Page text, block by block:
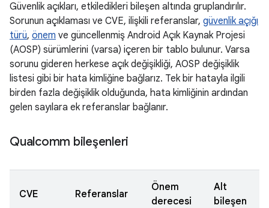
Güvenlik açıkları, etkiledikleri bileşen altında gruplandırılır.
Sorunun açıklaması ve CVE, ilişkili referanslar, güvenlik açığı
türü, önem ve güncellenmiş Android Açık Kaynak Projesi
(AOSP) sürümlerini (varsa) içeren bir tablo bulunur. Varsa
sorunu gideren herkese açık değişikliği, AOSP değişiklik
listesi gibi bir hata kimliğine bağlarız. Tek bir hatayla ilgili
birden fazla değişiklik olduğunda, hata kimliğinin ardından
gelen sayılara ek referanslar bağlanır.
Qualcomm bileşenleri
CVE Referanslar
Önem
derecesi
Alt
bileşen